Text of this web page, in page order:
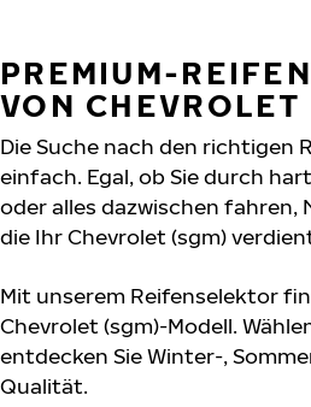
PREMIUM-
VON CHEVROLET
Die Suche nach den richtigen
einfach. Egal, ob Sie durch
oder alles dazwischen fahren,
die Ihr Chevrolet (sgm)
Mit unserem Reifenselektor
Chevrolet (sgm)-Modell.
entdecken Sie Winter-,
Qualität.